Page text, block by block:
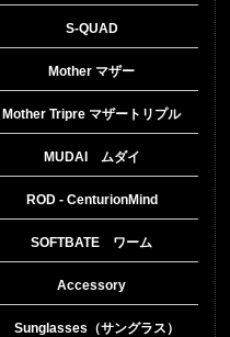
S-QUAD
Mother マザー
Mother Tripre マザートリプル
MUDAI ムダイ
ROD - CenturionMind
SOFTBATE ワーム
Accessory
Sunglasses（サングラス）